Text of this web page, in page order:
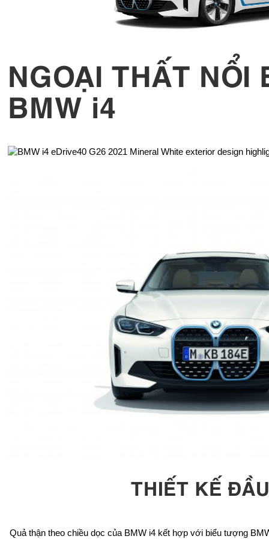
NGOẠI THẤT NỔI
BMW i4
THIẾT KẾ
Quả thận theo chiều dọc của BMW i4 kết hợp với biểu tượng